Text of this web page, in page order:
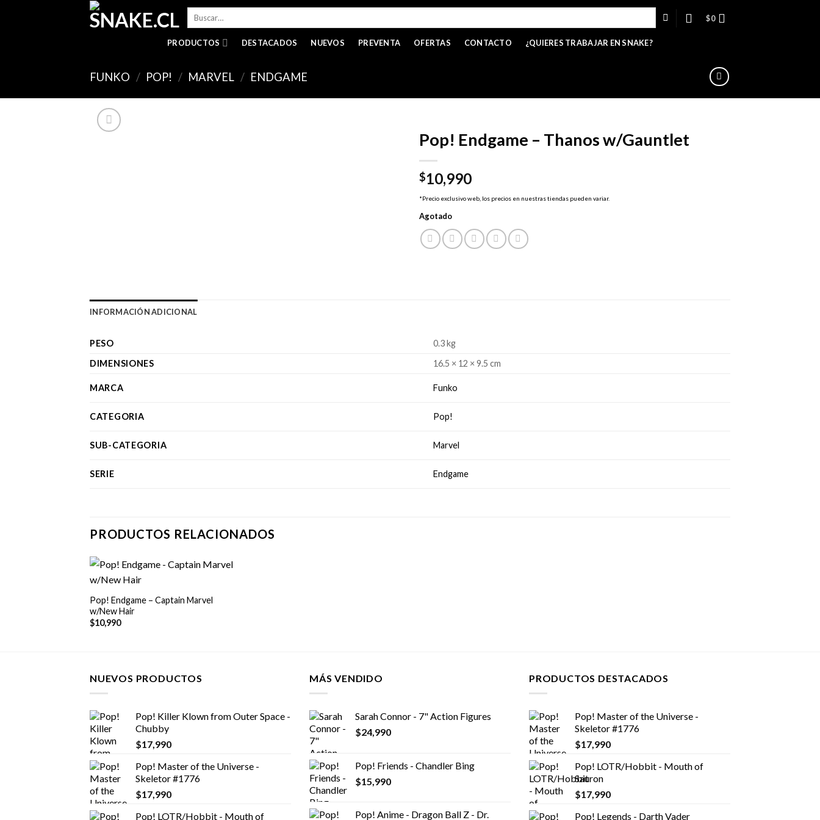
Buscar
$0
PRODUCTOS DESTACADOS NUEVOS PREVENTA OFERTAS CONTACTO ¿QUIERES TRABAJAR EN SNAKE?
FUNKO / POP! / MARVEL / ENDGAME
Pop! Endgame – Thanos w/Gauntlet
$10,990
*Precio exclusivo web, los precios en nuestras tiendas pueden variar.
Agotado
INFORMACIÓN ADICIONAL
PESO
0.3 kg
DIMENSIONES
16.5 × 12 × 9.5 cm
MARCA Funko
CATEGORIA Pop!
SUB-CATEGORIA Marvel
SERIE Endgame
PRODUCTOS RELACIONADOS
+
Pop! Endgame – Captain Marvel
w/New Hair
$10,990
NUEVOS PRODUCTOS
Pop! Killer Klown from Outer Space -
Chubby
$17,990
Pop! Master of the Universe -
Skeletor #1776
$17,990
Pop! LOTR/Hobbit - Mouth of
MÁS VENDIDO
Sarah Connor - 7" Action Figures
$24,990
Pop! Friends - Chandler Bing
$15,990
Pop! Anime - Dragon Ball Z - Dr.
PRODUCTOS DESTACADOS
Pop! Master of the Universe -
Skeletor #1776
$17,990
Pop! LOTR/Hobbit - Mouth of
Sauron
$17,990
Pop! Legends - Darth Vader